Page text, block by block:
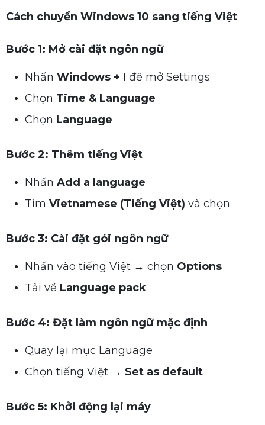
Cách chuyển Windows 10 sang tiếng Việt
Bước 1: Mở cài đặt ngôn ngữ
Nhấn Windows + I để mở Settings
Chọn Time & Language
Chọn Language
Bước 2: Thêm tiếng Việt
Nhấn Add a language
Tìm Vietnamese (Tiếng Việt) và chọn
Bước 3: Cài đặt gói ngôn ngữ
Nhấn vào tiếng Việt → chọn Options
Tải về Language pack
Bước 4: Đặt làm ngôn ngữ mặc định
Quay lại mục Language
Chọn tiếng Việt → Set as default
Bước 5: Khởi động lại máy